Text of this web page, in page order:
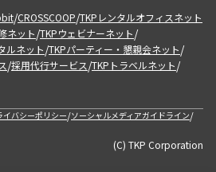
/CROSSCOOP/TKPレンタルオフィスネット
ネット/TKPウェビナーネット/
ルネット/TKPパーティー・懇親会ネット/
/採用代行サービス/TKPトラベルネット/
イバシーポリシー/ソーシャルメディアガイドライン/
(C) TKP Corporation